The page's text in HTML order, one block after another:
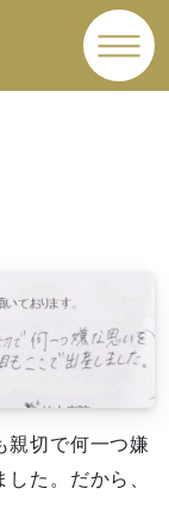
親切で何一つ嫌
た。だから、